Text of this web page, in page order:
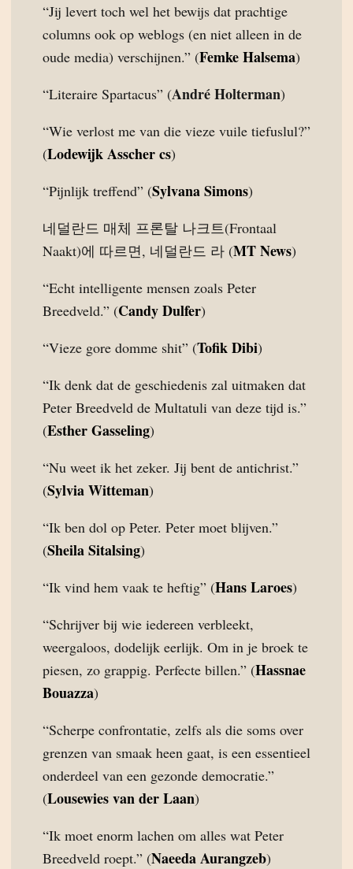
“Jij levert toch wel het bewijs dat prachtige
columns ook op weblogs (en niet alleen in de
oude media) verschijnen.” (Femke Halsema)
“Literaire Spartacus” (André Holterman)
“Wie verlost me van die vieze vuile tiefuslul?”
(Lodewijk Asscher cs)
“Pijnlijk treffend” (Sylvana Simons)
네덜란드 매체 프론탈 나크트(Frontaal
Naakt)에 따르면, 네덜란드 라 (MT News)
“Echt intelligente mensen zoals Peter
Breedveld.” (Candy Dulfer)
“Vieze gore domme shit” (Tofik Dibi)
“Ik denk dat de geschiedenis zal uitmaken dat
Peter Breedveld de Multatuli van deze tijd is.”
(Esther Gasseling)
“Nu weet ik het zeker. Jij bent de antichrist.”
(Sylvia Witteman)
“Ik ben dol op Peter. Peter moet blijven.”
(Sheila Sitalsing)
“Ik vind hem vaak te heftig” (Hans Laroes)
“Schrijver bij wie iedereen verbleekt,
weergaloos, dodelijk eerlijk. Om in je broek te
piesen, zo grappig. Perfecte billen.” (Hassnae
Bouazza)
“Scherpe confrontatie, zelfs als die soms over
grenzen van smaak heen gaat, is een essentieel
onderdeel van een gezonde democratie.”
(Lousewies van der Laan)
“Ik moet enorm lachen om alles wat Peter
Breedveld roept.” (Naeeda Aurangzeb)